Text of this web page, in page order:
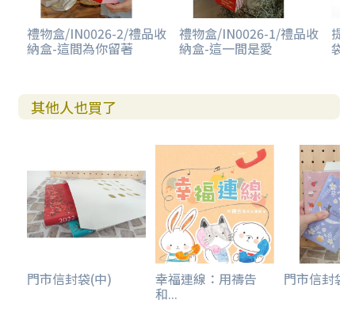
禮物盒/IN0026-2/禮品收
納盒-這間為你留著
禮物盒/IN0026-1/禮品收
納盒-這一間是愛
提
袋-
其他人也買了
門市信封袋(中) 幸福連線：用禱告
和...
門市信封袋